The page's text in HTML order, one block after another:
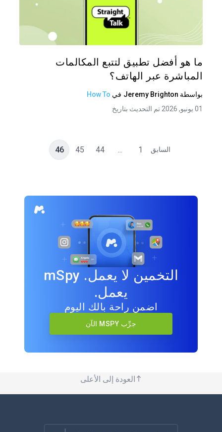
شارك
ما هو أفضل تطبيق لتتبع المكالمات
المباشرة عبر الهاتف؟
بواسطة Jeremy Brighton في How To
01 يونيو, 2026 تم التحديث بتاريخ
السابق 1
...
44
45
46
التخمين لا يعمل. mSpy
يعمل.
اضمن راحة بالك اليوم
جرِّب MSPY الآن
العودة إلى الأعلى